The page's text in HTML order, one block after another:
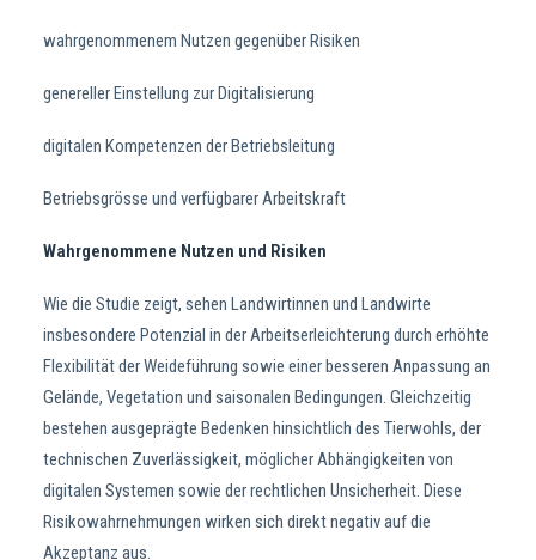
wahrgenommenem Nutzen gegenüber Risiken
genereller Einstellung zur Digitalisierung
digitalen Kompetenzen der Betriebsleitung
Betriebsgrösse und verfügbarer Arbeitskraft
Wahrgenommene Nutzen und Risiken
Wie die Studie zeigt, sehen Landwirtinnen und Landwirte
insbesondere Potenzial in der Arbeitserleichterung durch erhöhte
Flexibilität der Weideführung sowie einer besseren Anpassung an
Gelände, Vegetation und saisonalen Bedingungen. Gleichzeitig
bestehen ausgeprägte Bedenken hinsichtlich des Tierwohls, der
technischen Zuverlässigkeit, möglicher Abhängigkeiten von
digitalen Systemen sowie der rechtlichen Unsicherheit. Diese
Risikowahrnehmungen wirken sich direkt negativ auf die
Akzeptanz aus.